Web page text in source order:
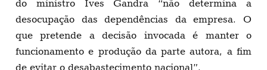
do ministro Ives Gandra “não determina a
desocupação das dependências da empresa. O
que pretende a decisão invocada é manter o
funcionamento e produção da parte autora, a fim
de evitar o desabastecimento nacional”.